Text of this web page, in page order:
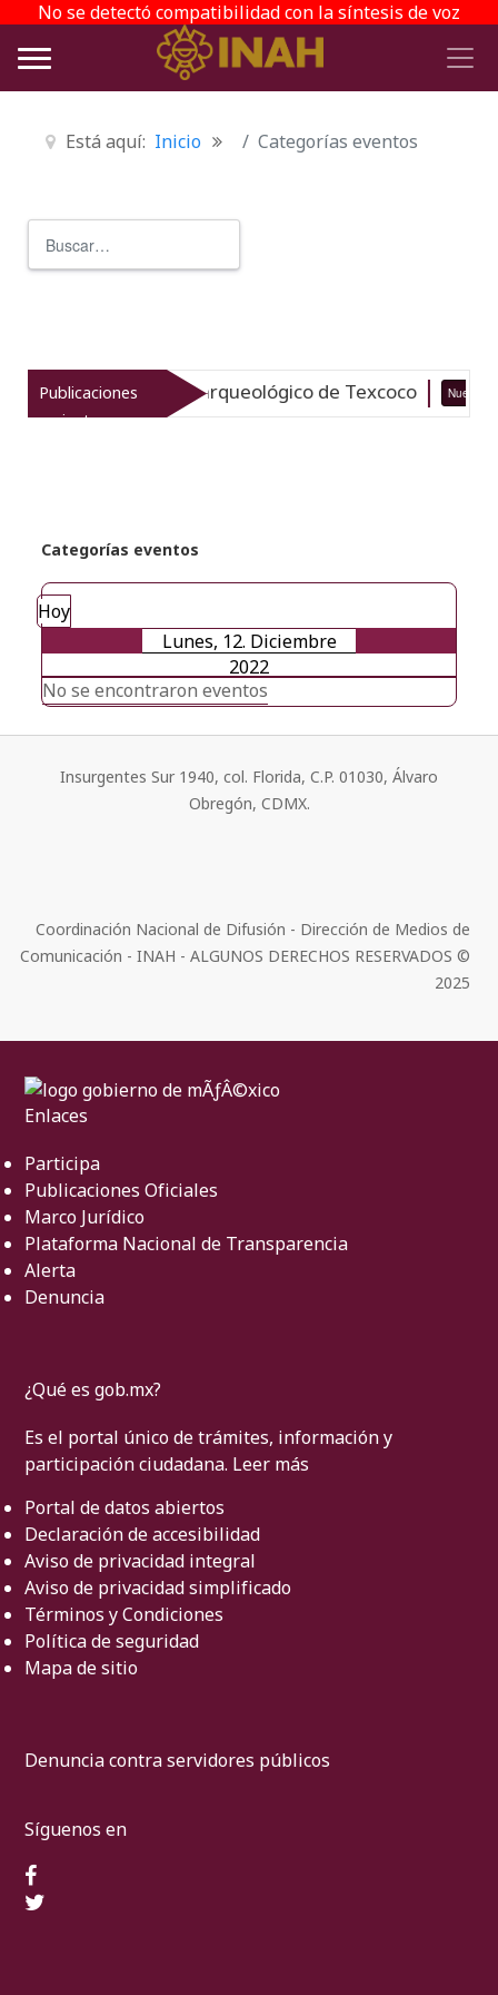
No se detectó compatibilidad con la síntesis de voz
Está aquí: Inicio Categorías eventos
Publicaciones
recientes
el patrimonio arqueológico de Texcoco Nuevo
Categorías eventos
Hoy
Lunes, 12. Diciembre
2022
No se encontraron eventos
Insurgentes Sur 1940, col. Florida, C.P. 01030, Álvaro
Obregón, CDMX.
Coordinación Nacional de Difusión - Dirección de Medios de
Comunicación - INAH - ALGUNOS DERECHOS RESERVADOS ©
2025
Enlaces
Participa
Publicaciones Oficiales
Marco Jurídico
Plataforma Nacional de Transparencia
Alerta
Denuncia
¿Qué es gob.mx?
Es el portal único de trámites, información y
participación ciudadana. Leer más
Portal de datos abiertos
Declaración de accesibilidad
Aviso de privacidad integral
Aviso de privacidad simplificado
Términos y Condiciones
Política de seguridad
Mapa de sitio
Denuncia contra servidores públicos
Síguenos en